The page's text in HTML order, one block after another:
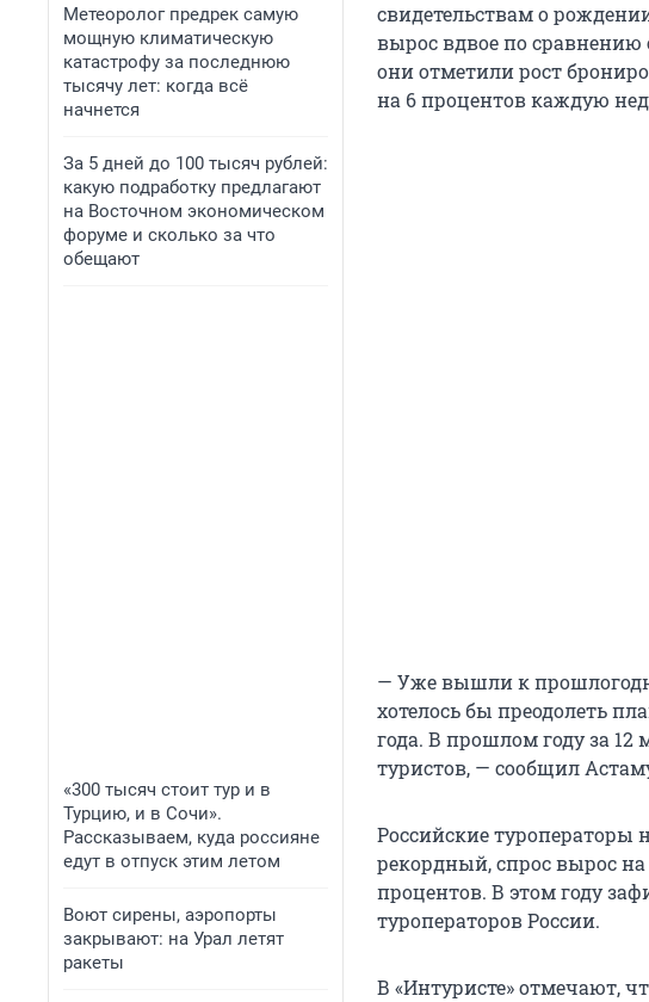
Метеоролог предрек самую
мощную климатическую
катастрофу за последнюю
тысячу лет: когда всё
начнется
За 5 дней до 100 тысяч рублей:
какую подработку предлагают
на Восточном экономическом
форуме и сколько за что
обещают
«300 тысяч стоит тур и в
Турцию, и в Сочи».
Рассказываем, куда россияне
едут в отпуск этим летом
Воют сирены, аэропорты
закрывают: на Урал летят
ракеты
свидетельствам о
вырос вдвое по
они отметили рост
на 6 процентов каждую
— Уже вышли к
хотелось бы преодолеть
года. В прошлом году за
туристов, — сообщил
Российские туроператоры
рекордный, спрос вырос
процентов. В этом году
туроператоров России.
В «Интуристе» отмечают,